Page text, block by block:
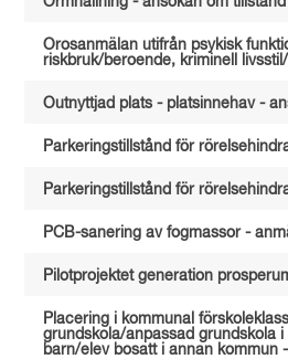
Orosanmälan utifrån psykisk
riskbruk/beroende, kriminell
Outnyttjad plats - platsinnehav -
Parkeringstillstånd för
Parkeringstillstånd för
PCB-sanering av fogmassor -
Pilotprojektet generation
Placering i kommunal
grundskola/anpassad grundskola
barn/elev bosatt i annan kommun